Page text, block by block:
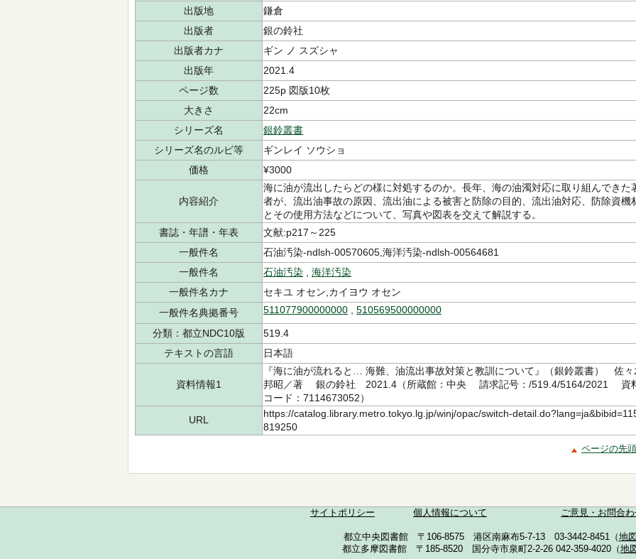
出版地
鎌倉
出版者
銀の鈴社
出版者カナ
ギン ノ スズシャ
出版年
2021.4
ページ数
225p 図版10枚
大きさ
22cm
シリーズ名
銀鈴叢書
シリーズ名のルビ等
ギンレイ ソウショ
価格
¥3000
内容紹介
海に油が流出したらどの様に対処するのか。長年、海の油濁対応に取り組んできた
者が、流出油事故の原因、流出油による被害と防除の目的、流出油対応、防除資機
とその使用方法などについて、写真や図表を交えて解説する。
書誌・年譜・年表
文献:p217～225
一般件名
石油汚染-ndlsh-00570605,海洋汚染-ndlsh-00564681
一般件名
石油汚染
海洋汚染
一般件名カナ
セキユ オセン,カイヨウ オセン
一般件名典拠番号
511077900000000 510569500000000
分類：都立NDC10版
519.4
テキストの言語
日本語
資料情報1
『海に油が流れると… 海難、油流出事故対策と教訓について』（銀鈴叢書） 佐々
邦昭／著 銀の鈴社 2021.4（所蔵館：中央 請求記号：/519.4/5164/2021 資
コード：7114673052）
URL
https://catalog.library.metro.tokyo.lg.jp/winj/opac/switch-
819250
ページの先
サイトポリシー 個人情報について ご意見・お問合
都立中央図書館 〒106-8575 港区南麻布5-7-13 03-3442-8451（地
都立多摩図書館 〒185-8520 国分寺市泉町2-2-26 042-359-4020（地